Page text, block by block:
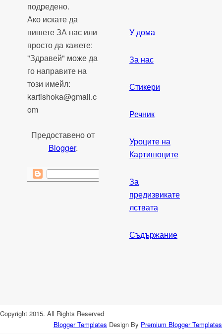
подредено.
Ако искате да
пишете ЗА нас или
просто да кажете:
"Здравей" може да
го направите на
този имейл:
kartishoka@gmail.c
om
Предоставено от
Blogger.
У дома
За нас
Стикери
Речник
Уроците на
Картишоците
За
предизвикате
лствата
Съдържание
Copyright 2015. All Rights Reserved
Blogger Templates Design By Premium Blogger Templates